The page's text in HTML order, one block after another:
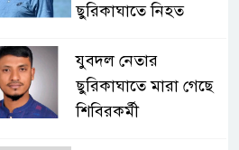
ছুরিকাঘাতে নিহত
যুবদল নেতার
ছুরিকাঘাতে মারা গেছে
শিবিরকর্মী